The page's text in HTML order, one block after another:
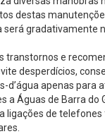
destas
gradativamente
transtornos e
desperdícios,
d’água apenas para
a Águas de Barra do
ligações de telefones